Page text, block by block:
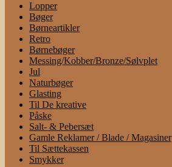
Lopper
Bøger
Børneartikler
Retro
Børnebøger
Messing/Kobber/Bronze/Sølvplet
Jul
Naturbøger
Glasting
Til De kreative
Påske
Salt- & Pebersæt
Gamle Reklamer / Blade / Magasiner
Til Sættekassen
Smykker